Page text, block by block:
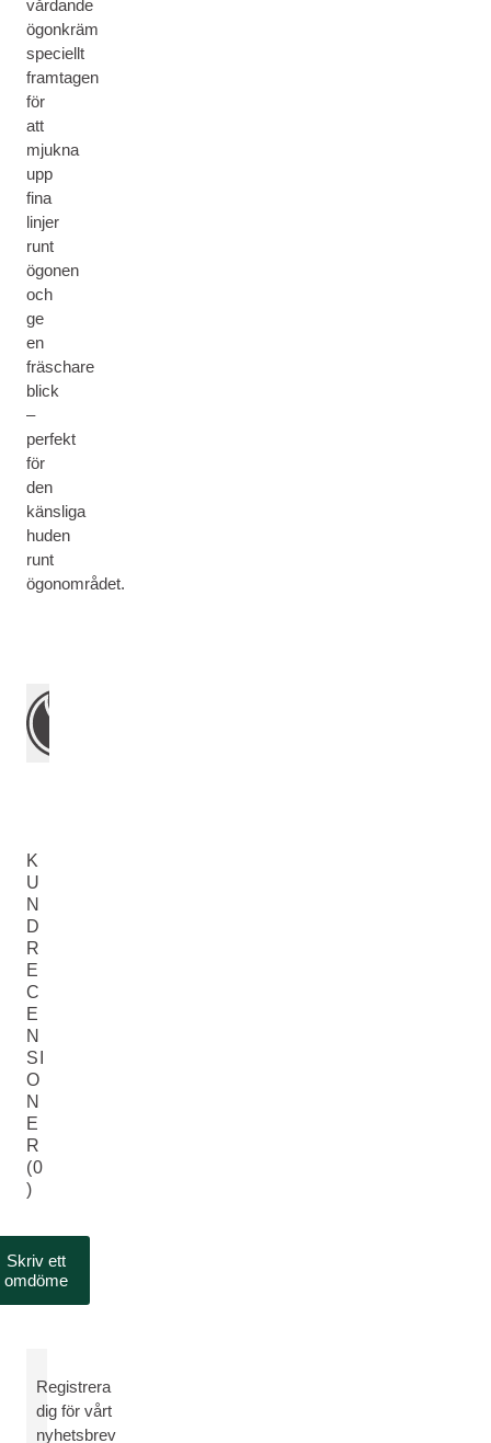
vårdande
ögonkräm
speciellt
framtagen
för
att
mjukna
upp
fina
linjer
runt
ögonen
och
ge
en
fräschare
blick
–
perfekt
för
den
känsliga
huden
runt
ögonområdet.
K
U
N
D
R
E
C
E
N
SI
O
N
E
R
(0
)
Skriv ett
omdöme
Registrera
dig för vårt
nyhetsbrev